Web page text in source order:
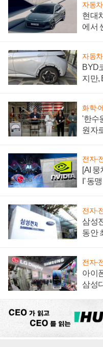
자동
현대
에서
자동
BYD
지만,
화학·
'한수
원자
전자·
[AI
I' 동
전자·
삼성
동안
전자·
아이
삼성